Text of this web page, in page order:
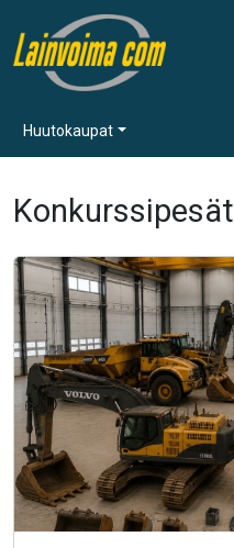
Huutokaupat
Konkurssipesät